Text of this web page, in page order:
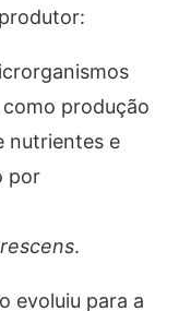
produção
nutrientes e
por
.
evoluiu para a